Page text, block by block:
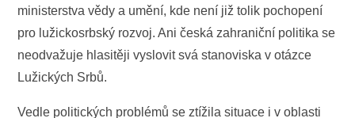
ministerstva vědy a umění, kde není již tolik pochopení
pro lužickosrbský rozvoj. Ani česká zahraniční politika se
neodvažuje hlasitěji vyslovit svá stanoviska v otázce
Lužických Srbů.
Vedle politických problémů se ztížila situace i v oblasti